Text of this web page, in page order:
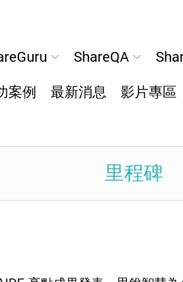
ShareQA
案例 最新消息 影片專區
里程碑